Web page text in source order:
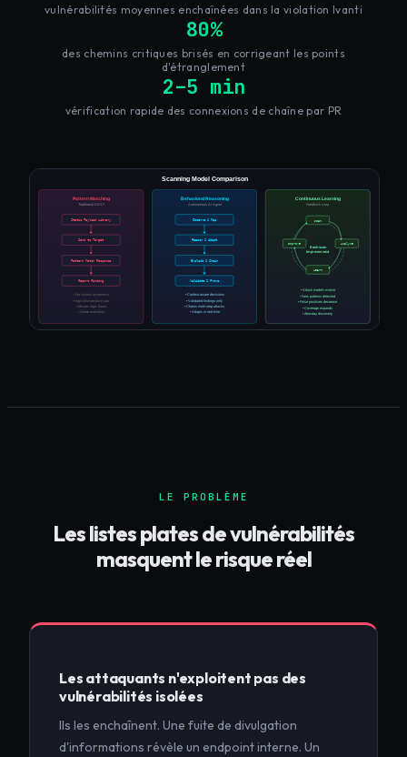
vulnérabilités moyennes enchaînées dans la violation Ivanti
80%
des chemins critiques brisés en corrigeant les points
d'étranglement
2–5 min
vérification rapide des connexions de chaîne par PR
LE PROBLÈME
Les listes plates de vulnérabilités
masquent le risque réel
Les attaquants n'exploitent pas des
vulnérabilités isolées
Ils les enchaînent. Une fuite de divulgation
d'informations révèle un endpoint interne. Un